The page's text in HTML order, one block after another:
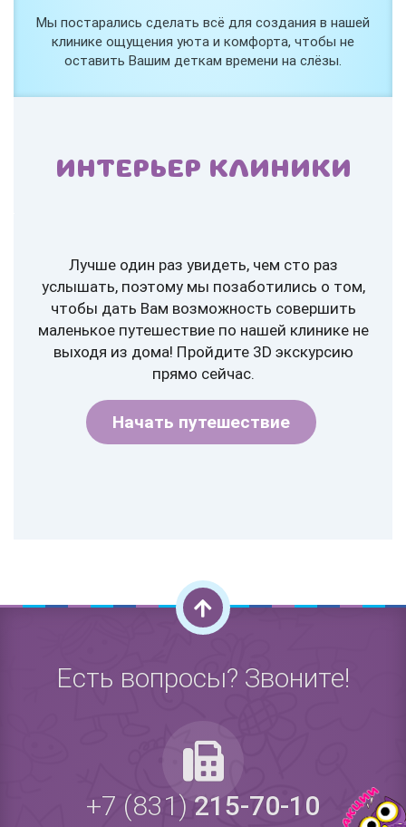
Мы постарались сделать всё для создания в нашей
клинике ощущения уюта и комфорта, чтобы не
оставить Вашим деткам времени на слёзы.
ИНТЕРЬЕР КЛИНИКИ
Лучше один раз увидеть, чем сто раз
услышать, поэтому мы позаботились о том,
чтобы дать Вам возможность совершить
маленькое путешествие по нашей клинике не
выходя из дома! Пройдите 3D экскурсию
прямо сейчас.
Начать путешествие
Есть вопросы? Звоните!
+7 (831)215-70-10